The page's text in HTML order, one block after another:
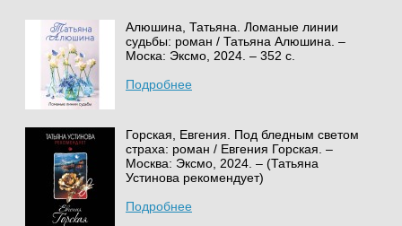
Алюшина, Татьяна. Ломаные линии
судьбы: роман / Татьяна Алюшина. –
Моска: Эксмо, 2024. – 352 с.
Подробнее
Горская, Евгения. Под бледным светом
страха: роман / Евгения Горская. –
Москва: Эксмо, 2024. – (Татьяна
Устинова рекомендует)
Подробнее